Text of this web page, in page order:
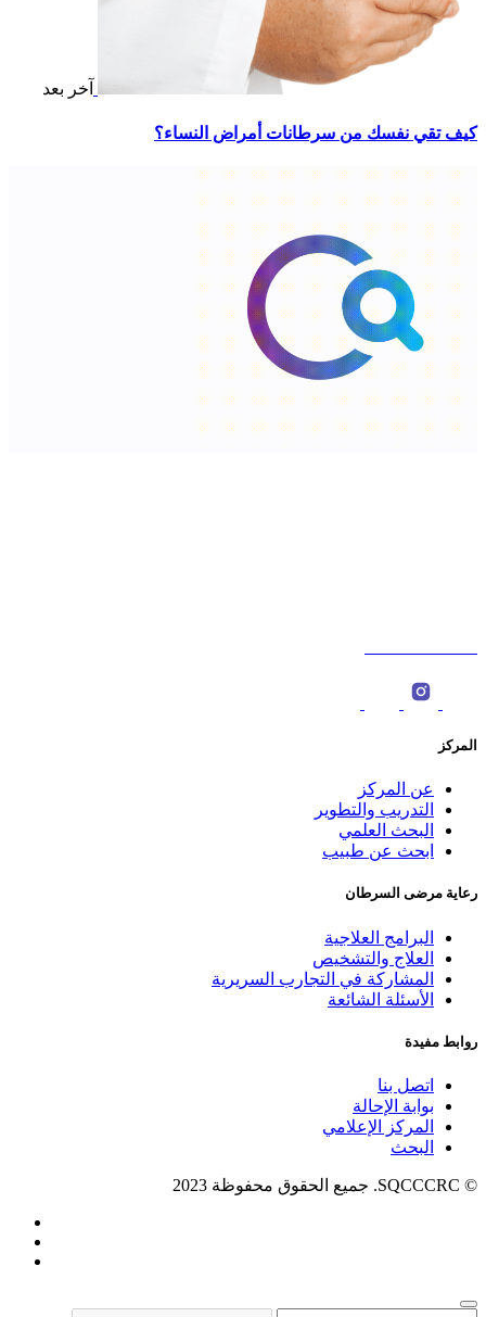
آخر بعد
كيف تقي نفسك من سرطانات أمراض النساء؟
المركز
عن المركز
التدريب والتطوير
البحث العلمي
ابحث عن طبيب
رعاية مرضى السرطان
البرامج العلاجية
العلاج والتشخيص
المشاركة في التجارب السريرية
الأسئلة الشائعة
روابط مفيدة
اتصل بنا
بوابة الإحالة
المركز الإعلامي
البحث
© SQCCCRC. جميع الحقوق محفوظة 2023